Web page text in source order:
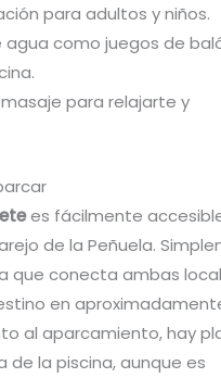
para adultos y niños.
agua como juegos de
para relajarte y
es fácilmente
de la Peñuela.
que conecta ambas
en
al aparcamiento, hay
de la piscina, aunque es